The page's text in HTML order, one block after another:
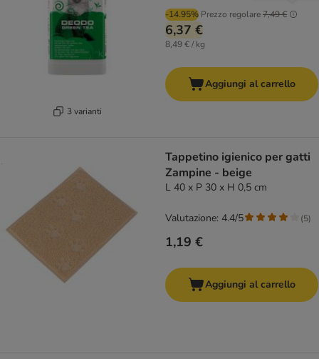
3 varianti
-14.95% Prezzo regolare7,49 €
6,37 €
8,49 € / kg
Aggiungi al carrello
Tappetino igienico per gatti
Zampine - beige
L 40 x P 30 x H 0,5 cm
1,19 €
Valutazione: 4.4/5 (5)
Aggiungi al carrello